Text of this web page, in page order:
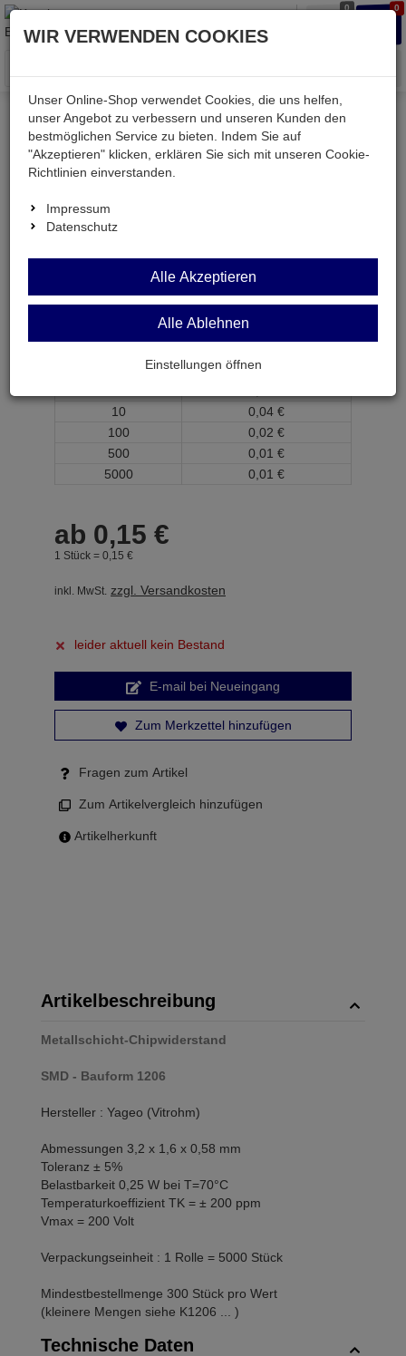
0 0
Menü
Weiter einkaufen Kessler electronic
passiv
Widerstände
K1206 8,2R
K1206 8,2R
SMD-Widerstand 8,2 Ohm 5% 0,25W BF 1206
ab Menge
Preis je Stück
10
0, 04 €
100
0, 02 €
500
0, 01 €
5000
0, 01 €
ab 0,15 €
1 Stück = 0, 15 €
inkl. MwSt. zzgl. Versandkosten
leider aktuell kein Bestand
E-mail bei Neueingang
Zum Merkzettel hinzufügen
Fragen zum Artikel
Zum Artikelvergleich hinzufügen
Artikelherkunft
Artikelbeschreibung
Metallschicht-Chipwiderstand
SMD - Bauform 1206
Hersteller : Yageo (Vitrohm)
Abmessungen 3,2 x 1,6 x 0,58 mm
Toleranz ± 5%
Belastbarkeit 0,25 W bei T=70°C
Temperaturkoeffizient TK = ± 200 ppm
Vmax = 200 Volt
Verpackungseinheit : 1 Rolle = 5000 Stück
Mindestbestellmenge 300 Stück pro Wert
(kleinere Mengen siehe K1206 ... )
Technische Daten
WIR VERWENDEN COOKIES
Unser Online-Shop verwendet Cookies, die uns helfen,
unser Angebot zu verbessern und unseren Kunden den
bestmöglichen Service zu bieten. Indem Sie auf
"Akzeptieren" klicken, erklären Sie sich mit unseren Cookie-
Richtlinien einverstanden.
Impressum
Datenschutz
Alle Akzeptieren
Alle Ablehnen
Einstellungen öffnen